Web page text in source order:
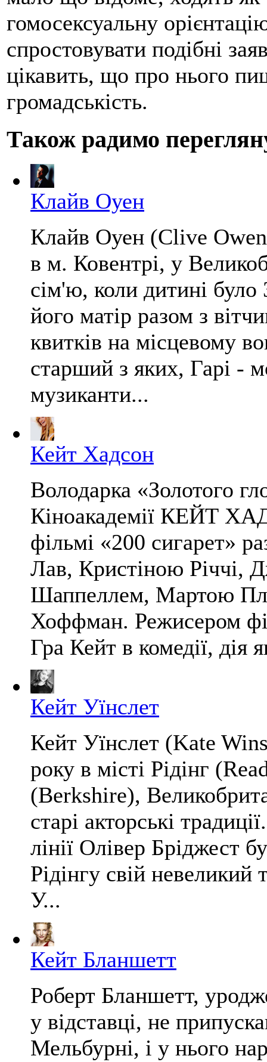
гомосексуальну
спростовувати подібні
цікавить, що про нього
громадськість.
Також радимо
Клайв Оуен
Клайв Оуен (Clive
в м. Ковентрі, у
сім'ю, коли дитині
його матір разом з
квитків на місцевому
старший з яких, Гарі -
музиканти...
Кейт Хадсон
Володарка «Золотого
Кіноакадемії КЕЙТ
фільмі «200 сигарет»
Лав, Кристіною
Шаппеллем, Мартою
Хоффман. Режисером
Гра Кейт в комедії, дія
Кейт Уїнслет
Кейт Уїнслет (Kate
року в місті Рідінг
(Berkshire),
старі акторські
лінії Олівер Бріджест
Рідінгу свій невеликий
У...
Кейт Бланшетт
Роберт Бланшетт,
у відставці, не
Мельбурні, і у нього